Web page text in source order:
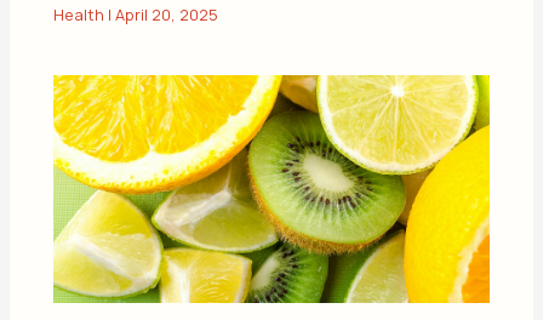
Health |April 20, 2025